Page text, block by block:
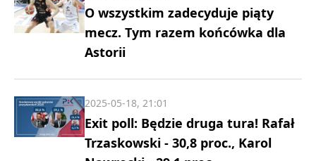
O wszystkim zadecyduje piąty
mecz. Tym razem końcówka dla
Astorii
Exit poll: Będzie druga tura! Rafał
Trzaskowski - 30,8 proc., Karol
2025-05-18, 21:01